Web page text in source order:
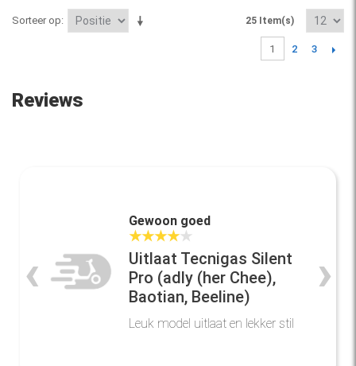
Sorteer op 25 Item(s)
1 2 3
Reviews
Gewoon goed
★★★★★
Uitlaat Tecnigas Silent
Pro (adly (her Chee),
Baotian, Beeline)
Leuk model uitlaat en lekker stil
‹ ›